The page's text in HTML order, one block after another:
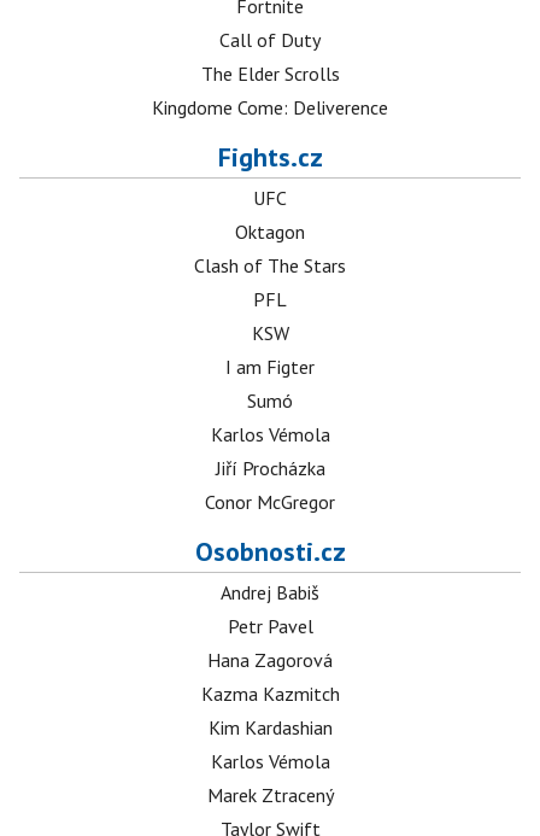
Fortnite
Call of Duty
The Elder Scrolls
Kingdome Come: Deliverence
Fights.cz
UFC
Oktagon
Clash of The Stars
PFL
KSW
I am Figter
Sumó
Karlos Vémola
Jiří Procházka
Conor McGregor
Osobnosti.cz
Andrej Babiš
Petr Pavel
Hana Zagorová
Kazma Kazmitch
Kim Kardashian
Karlos Vémola
Marek Ztracený
Taylor Swift